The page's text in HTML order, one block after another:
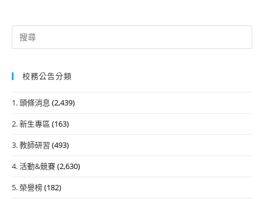
Search
for:
校務公告分類
1. 頭條消息 (2,439)
2. 新生專區 (163)
3. 教師研習 (493)
4. 活動&競賽(2,630)
5. 榮譽榜(182)